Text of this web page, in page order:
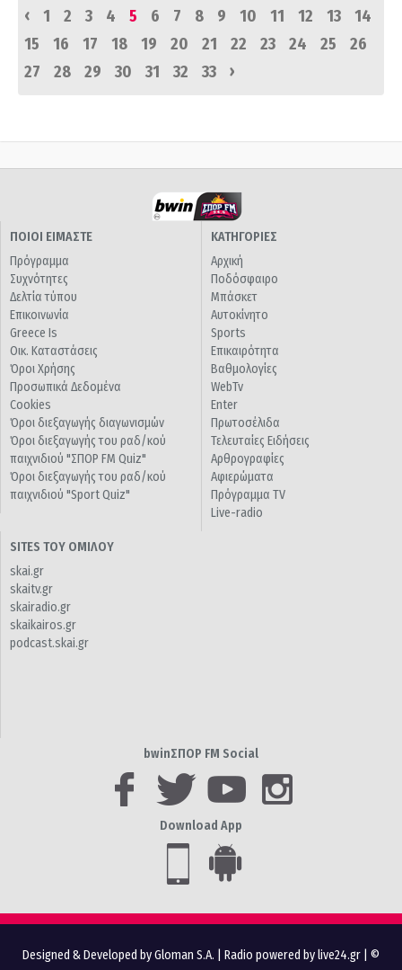
‹
1 2 3 4 5 6 7 8 9 10 11 12 13
14
15
16 17 18 19 20 21 22 23 24 25
26
27
28 29 30 31 32 33 ›
ΠΟΙΟΙ ΕΙΜΑΣΤΕ
Πρόγραμμα
Συχνότητες
Δελτία τύπου
Επικοινωνία
Greece Is
Οικ. Καταστάσεις
Όροι Χρήσης
Προσωπικά Δεδομένα
Cookies
Όροι διεξαγωγής διαγωνισμών
Όροι διεξαγωγής του ραδ/κού
παιχνιδιού "ΣΠΟΡ FM Quiz"
Όροι διεξαγωγής του ραδ/κού
παιχνιδιού "Sport Quiz"
ΚΑΤΗΓΟΡΙΕΣ
Αρχική
Ποδόσφαιρο
Μπάσκετ
Αυτοκίνητο
Sports
Επικαιρότητα
Βαθμολογίες
WebTv
Enter
Πρωτοσέλιδα
Τελευταίες Ειδήσεις
Αρθρογραφίες
Αφιερώματα
Πρόγραμμα TV
Live-radio
SITES ΤΟΥ ΟΜΙΛΟΥ
skai.gr
skaitv.gr
skairadio.gr
skaikairos.gr
podcast.skai.gr
bwinΣΠΟΡ FM Social
Download App
Designed & Developed by Gloman S.A. Radio powered by live24.gr | ©